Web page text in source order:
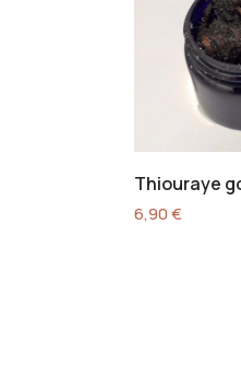
Thiouraye
6,90€